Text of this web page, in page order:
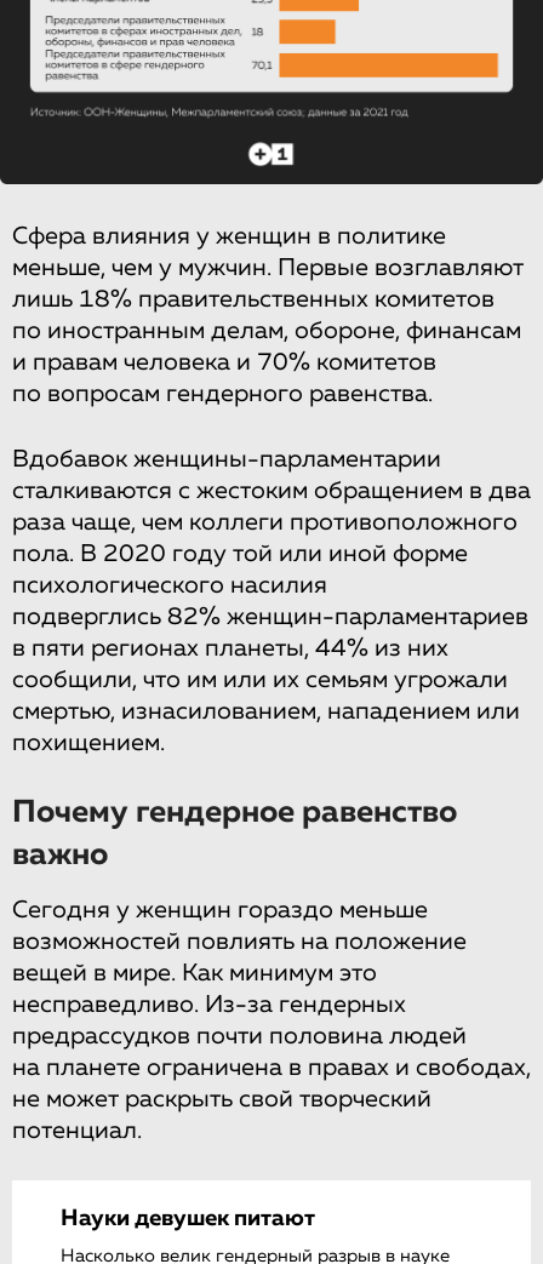
Сфера влияния у женщин в политике
меньше, чем у мужчин. Первые возглавляют
лишь 18% правительственных комитетов
по иностранным делам, обороне, финансам
и правам человека и 70% комитетов
по вопросам гендерного равенства.
Вдобавок женщины-парламентарии
сталкиваются с жестоким обращением в два
раза чаще, чем коллеги противоположного
пола. В 2020 году той или иной форме
психологического насилия
подверглись 82% женщин-парламентариев
в пяти регионах планеты, 44% из них
сообщили, что им или их семьям угрожали
смертью, изнасилованием, нападением или
похищением.
Почему гендерное равенство
важно
Сегодня у женщин гораздо меньше
возможностей повлиять на положение
вещей в мире. Как минимум это
несправедливо. Из-за гендерных
предрассудков почти половина людей
на планете ограничена в правах и свободах,
не может раскрыть свой творческий
потенциал.
Науки девушек питают
Насколько велик гендерный разрыв в науке